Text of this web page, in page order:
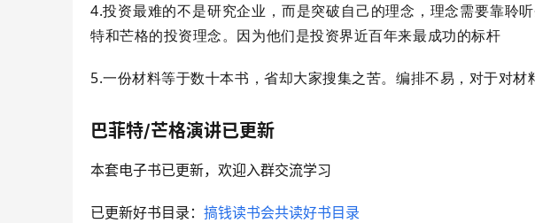
4.投资最难的不是研究企业，而是突破自己的理念，理念需要靠聆
特和芒格的投资理念。因为他们是投资界近百年来最成功的标杆
5.一份材料等于数十本书，省却大家搜集之苦。编排不易，对于对材
巴菲特/芒格演讲已更新
本套电子书已更新，欢迎入群交流学习
已更新好书目录： 搞钱读书会共读好书目录